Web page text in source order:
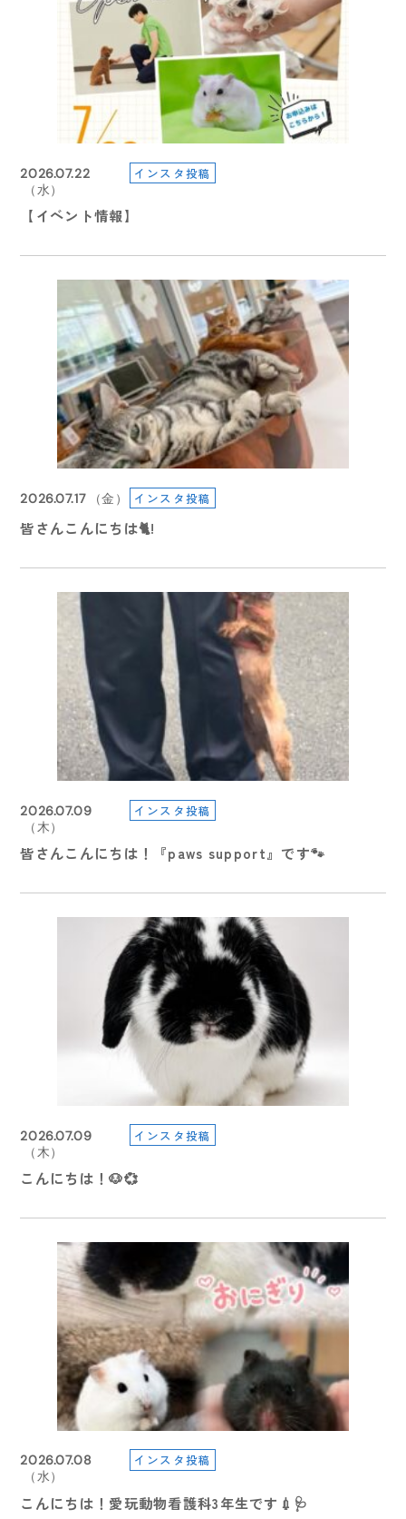
2026.07.22
（水）
インスタ投稿
【夏のイベント情報】7月. 8月
2026.08.08
インスタ投稿
✂️🐩 8/19（水）体験入学開催！ 🐩✂️
2026.08.05
（水）
【information】休業について
2026.08.05
（水）
インスタ投稿
こんにちは、暑い日々が続いてます。
2026.08.03
（月）
インスタ投稿
今日は、先日開催された体育祭、
2026.07.26
（日）
インスタ投稿
【イベント情報】
2026.07.05
（日）
インスタ投稿
【イベント情報】
2026.06.28
（日）
【受験生の方へ】7/１（水）より総合型選抜・総合型
2026.06.22
（月）
インスタ投稿
【イベント情報】
2026.06.10
（水）
インスタ投稿
【イベント情報】
【学園祭2024】学園祭へご来場の皆さま
2024.09.26
【学園祭2024】開催いたします🏫
2022.09.07
令和４年度学園祭について（9/7付）
【重要】９月４日までに愛玩動物看護師予備試験に係
る証明書「様式４」が必要な方へご案内
（金）
【在校生連絡】本日（5月23日）の授業について
【学園祭2024】学園祭へご来場の皆さま
2024.09.30
【Information】読売新聞月曜夕刊にて本校専任獣医
師 横田薫先生のコメントが紹介されました！
【在校生連絡】台風１０号の本校の対応について
2024.02.06
【在校生連絡】本日（２月６日）の授業について
2026.06.02
（火）
インスタ投稿
【在校生連絡】明日（6月3日）の授業について
2026.05.27
６月のイベント情報
2026.04.27
（月）
5月 イベントのご案内
2026.04.07
（火）
学校説明会
1
2026.07.22
（水）
インスタ投稿
【イベント情報】
2026.07.17 （金） インスタ投稿
皆さんこんにちは🐈!
2026.07.09
（木）
インスタ投稿
皆さんこんにちは！『paws support』です🐾
2026.07.09
（木）
インスタ投稿
こんにちは！🐶💞
2026.07.08
（水）
インスタ投稿
こんにちは！愛玩動物看護科3年生です💉🩺